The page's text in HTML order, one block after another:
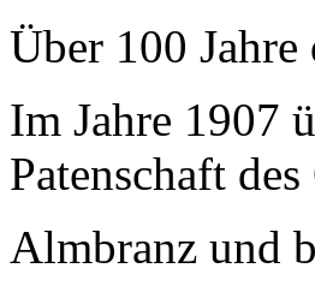
Über 100
Im Jahre 1907
Patenschaft
Almbranz und